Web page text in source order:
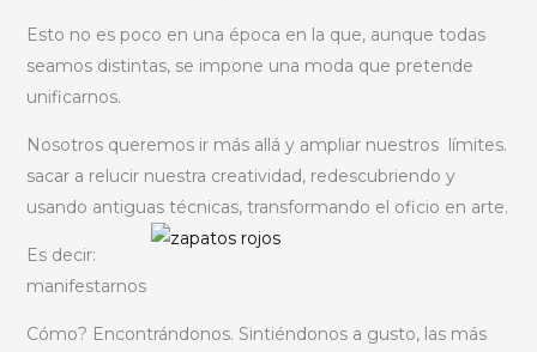
Esto no es poco en una época en la que, aunque todas
seamos distintas, se impone una moda que pretende
unificarnos.
Nosotros queremos ir más allá y ampliar nuestros límites.
sacar a relucir nuestra creatividad, redescubriendo y
usando antiguas técnicas, transformando el oficio en arte.
Es decir:
manifestarnos
Cómo? Encontrándonos. Sintiéndonos a gusto, las más